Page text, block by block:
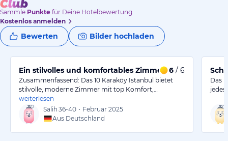
Sammle Punkte für Deine Hotelbewertung.
Kostenlos anmelden
Bewerten Bilder hochladen
Ein stilvolles und komfortables Zimmer im 10 Karaköy
6 / 6
Zusammenfassend: Das 10 Karaköy Istanbul bietet
stilvolle, moderne Zimmer mit top Komfort,…
weiterlesen
Salih 36-40 • Februar 2025
Aus Deutschland
Das